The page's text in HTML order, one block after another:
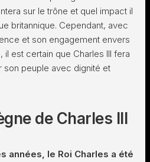
sur le trône et quel impact il
britannique. Cependant, avec
et son engagement envers
est certain que Charles III fera
son peuple avec dignité et
de Charles III
années, le Roi Charles a été